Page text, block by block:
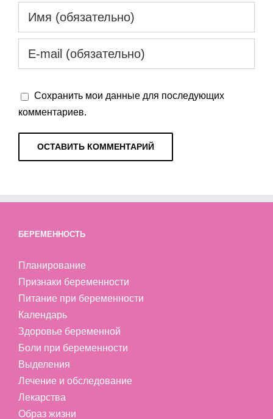
Сохранить мои данные для последующих
комментариев.
БЕРЕМЕННОСТЬ
Планирование
Признаки беременности
Питание при беременности
Календарь
Здоровье беременной
Боли при беременности
Выделения
Лечение и обследование
Лекарства
Образ жизни